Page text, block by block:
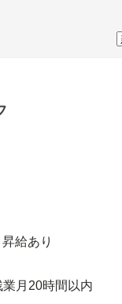
給あり
月20時間以内